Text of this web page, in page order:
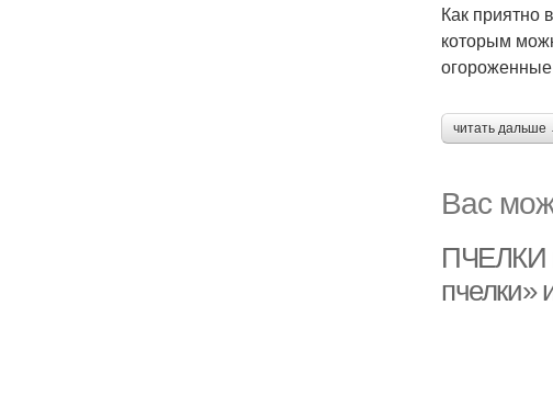
Как приятно
которым
огороженные
читать дальше
Вас
ПЧЕЛКИ
пчелки»